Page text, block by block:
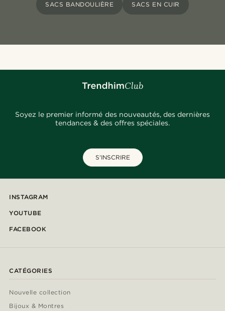
SACS BANDOULIÈRE SACS EN CUIR
Soyez le premier informé des nouveautés, des dernières
tendances & des offres spéciales.
S'INSCRIRE
INSTAGRAM
YOUTUBE
FACEBOOK
CATÉGORIES
Nouvelle collection
Bijoux & Montres